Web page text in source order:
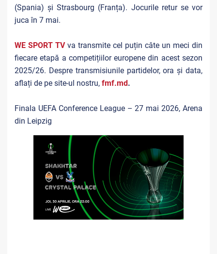
(Spania) și Strasbourg (Franța). Jocurile retur se vor
juca în 7 mai.
WE SPORT TVva transmite cel puțin câte un meci din
fiecare etapă a competițiilor europene din acest sezon
2025/26. Despre transmisiunile partidelor, ora și data,
aflați de pe site-ul nostru, fmf.md.
Finala UEFA Conference League – 27 mai 2026, Arena
din Leipzig